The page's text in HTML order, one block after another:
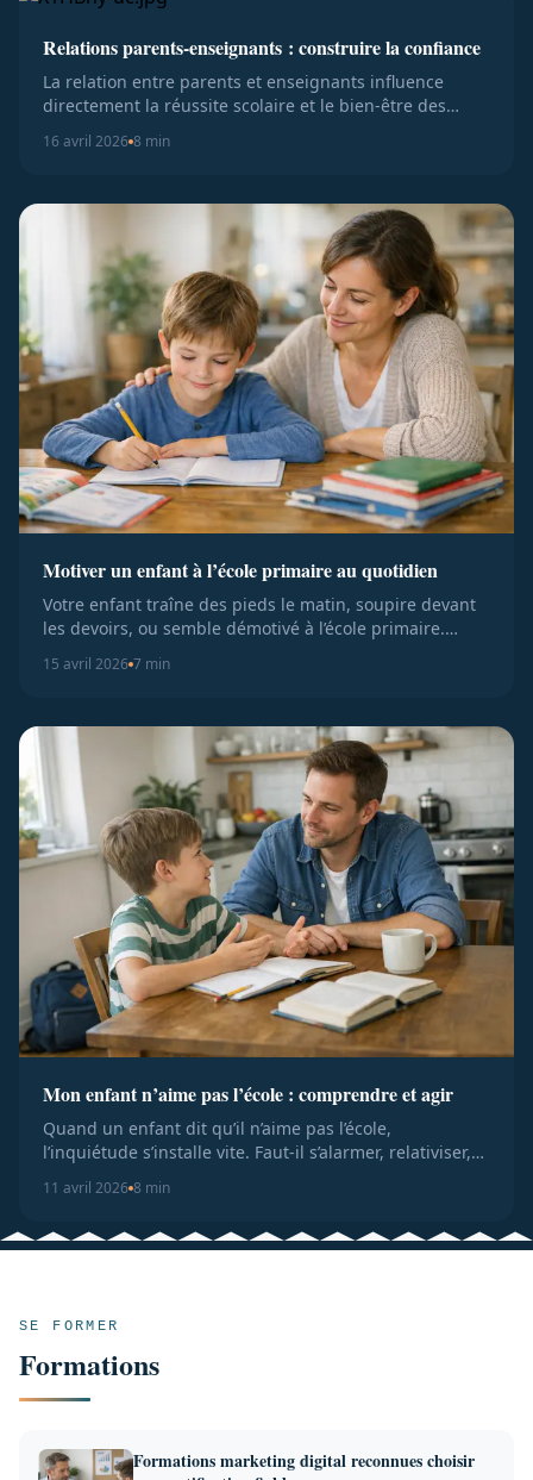
Relations parents-enseignants : construire la confiance
La relation entre parents et enseignants influence
directement la réussite scolaire et le bien-être des
16 avril 2026 8 min
Motiver un enfant à l’école primaire au quotidien
Votre enfant traîne des pieds le matin, soupire devant
les devoirs, ou semble démotivé à l’école primaire.
Cette situati...
15 avril 2026 7 min
Mon enfant n’aime pas l’école : comprendre et agir
Quand un enfant dit qu’il n’aime pas l’école,
l’inquiétude s’installe vite. Faut-il s’alarmer, relativiser,
11 avril 2026 8 min
SE FORMER
Formations
Formations marketing digital reconnues choisir